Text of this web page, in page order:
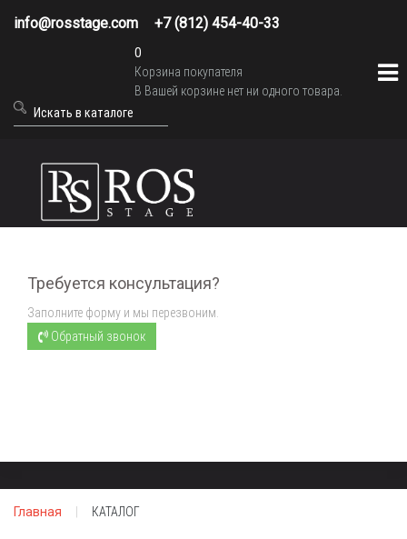
info@rosstage.com +7 (812) 454-40-33
0
Корзина покупателя
В Вашей корзине нет ни одного товара.
Требуется консультация?
Заполните форму и мы перезвоним.
Обратный звонок
Главная КАТАЛОГ